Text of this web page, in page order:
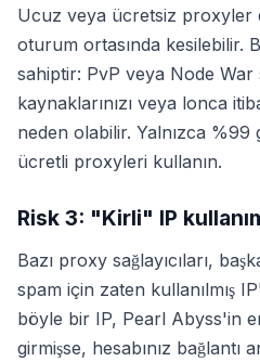
Ucuz veya ücretsiz proxyler
oturum ortasında kesilebilir.
sahiptir: PvP veya Node War
kaynaklarınızı veya lonca
neden olabilir. Yalnızca
ücretli proxyleri kullanın.
Risk 3: "Kirli" IP
Bazı proxy sağlayıcıları,
spam için zaten kullanılmış
böyle bir IP, Pearl Abyss'in
girmişse, hesabınız bağlantı